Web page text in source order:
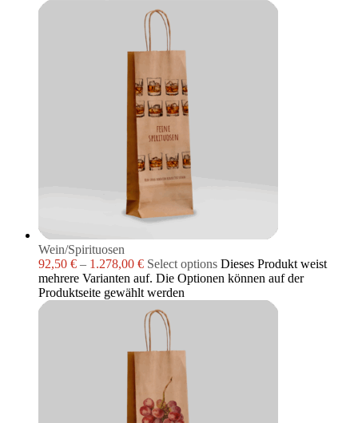
Wein/Spirituosen
92,50 € – 1.278,00 € Select options Dieses Produkt weist
mehrere Varianten auf. Die Optionen können auf der
Produktseite gewählt werden